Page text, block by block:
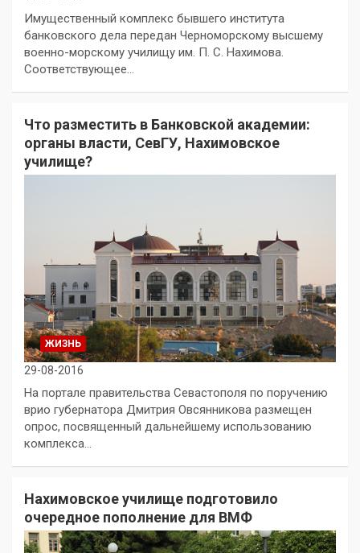
Имущественный комплекс бывшего института
банковского дела передан Черноморскому высшему
военно-морскому училищу им. П. С. Нахимова.
Соответствующее…
Что разместить в Банковской академии:
органы власти, СевГУ, Нахимовское
училище?
ЖИЗНЬ
29-08-2016
На портале правительства Севастополя по поручению
врио губернатора Дмитрия Овсянникова размещен
опрос, посвященный дальнейшему использованию
комплекса…
Нахимовское училище подготовило
очередное пополнение для ВМФ